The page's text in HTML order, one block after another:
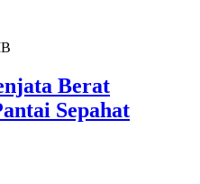
Berat
Sepahat